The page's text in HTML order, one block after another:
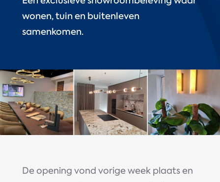
wonen, tuin en buitenleven
samenkomen.
De opening vond vorige week plaats en